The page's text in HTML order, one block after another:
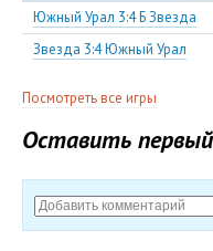
Южный Урал 3:4 Б Звезда
Звезда 3:4 Южный Урал
Посмотреть все игры
Оставить